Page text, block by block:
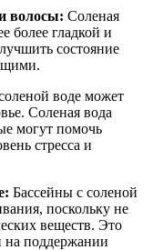
волосы: Соленая
более гладкой и
состояние
воде может
Соленая вода
могут помочь
стресса и
Бассейны с соленой
поскольку не
веществ. Это
на поддержании